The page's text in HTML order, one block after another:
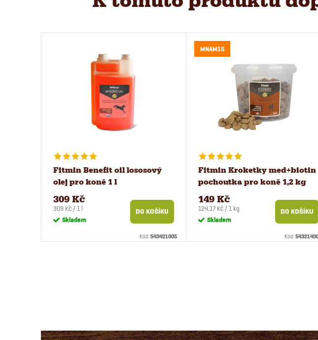
Fitmin Benefit oil lososový
olej pro koně 1 l
309 Kč
Měrná
cena:
309 Kč / 1 l
Skladem
DO KOŠÍKU
Kód:543421005
MNAM15
Fitmin Kroketky med+biotin
pochoutka pro koně 1,2 kg
149 Kč
Měrná
cena:
124,17 Kč / 1 kg
Skladem
DO KOŠÍKU
Kód: